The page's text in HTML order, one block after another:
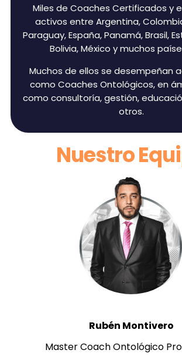
Miles de Coaches Certificados y
activos entre Argentina,
Paraguay, España, Panamá, Brasil,
Bolivia, México y muchos
Muchos de ellos se desempeñan
como Coaches Ontológicos, en
como consultoría, gestión,
otros.
Nuestro
Rubén Montivero
Master Coach Ontológico